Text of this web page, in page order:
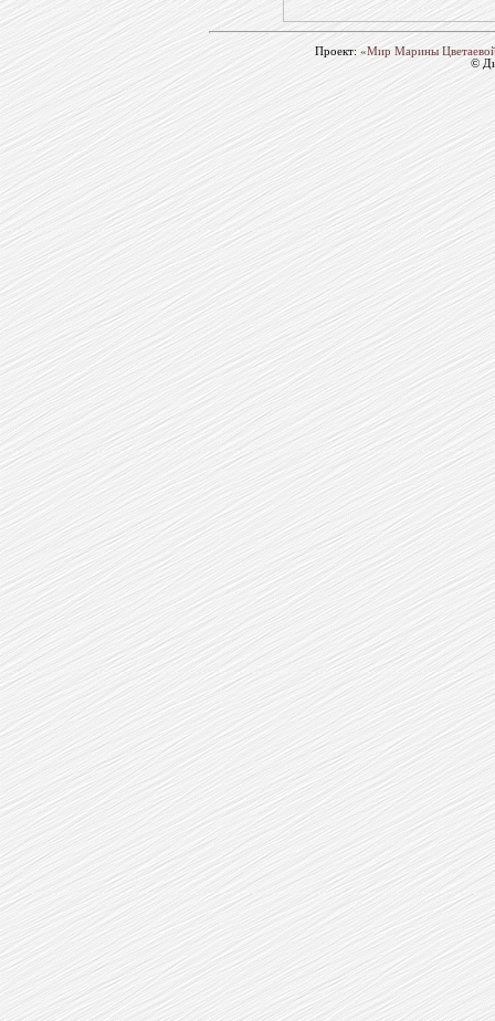
Проект:«Мир Марины
©